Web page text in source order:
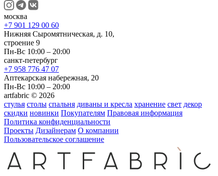
москва
+7 901 129 00 60
Нижняя Сыромятническая, д. 10,
строение 9
Пн-Вс 10:00 – 20:00
санкт-петербург
+7 958 776 47 07
Аптекарская набережная, 20
Пн-Вс 10:00 – 20:00
artfabric © 2026
стулья столы спальня диваны и кресла хранение свет декор
скидки новинки Покупателям Правовая информация
Политика конфиденциальности
Проекты Дизайнерам О компании
Пользовательское соглашение